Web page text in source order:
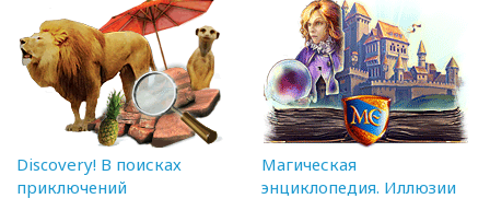
Discovery! В поисках
приключений
Магическая
энциклопедия. Иллюзии